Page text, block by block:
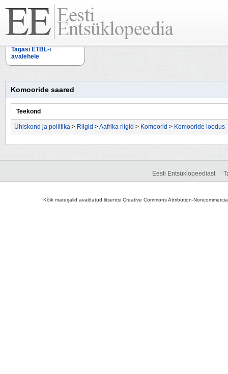
Tagasi ETBL-i
avalehele
Komooride saared
Teekond
Ühiskond ja poliitika > Riigid >Aafrika riigid > Komoorid > Komooride loodus
Eesti Entsüklopeediast
Kõik materjalid avaldatud litsentsi Creative Commons Attribution-